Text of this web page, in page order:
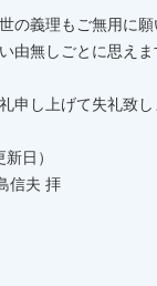
の義理もご無用に
由無しごとに思えま
申し上げて失礼致し
日）
信夫 拝